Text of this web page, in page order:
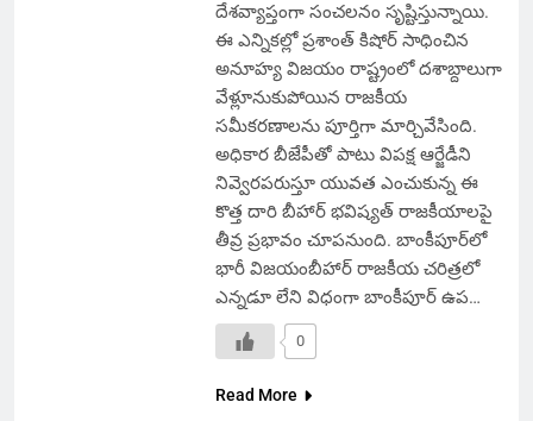
దేశవ్యాప్తంగా సంచలనం సృష్టిస్తున్నాయి.
ఈ ఎన్నికల్లో ప్రశాంత్ కిషోర్ సాధించిన
అనూహ్య విజయం రాష్ట్రంలో దశాబ్దాలుగా
వేళ్లూనుకుపోయిన రాజకీయ
సమీకరణాలను పూర్తిగా మార్చివేసింది.
అధికార బీజేపీతో పాటు విపక్ష ఆర్జేడీని
నివ్వెరపరుస్తూ యువత ఎంచుకున్న ఈ
కొత్త దారి బీహార్ భవిష్యత్ రాజకీయాలపై
తీవ్ర ప్రభావం చూపనుంది. బాంకీపూర్‌లో
భారీ విజయంబీహార్ రాజకీయ చరిత్రలో
ఎన్నడూ లేని విధంగా బాంకీపూర్ ఉప…
0
Read More